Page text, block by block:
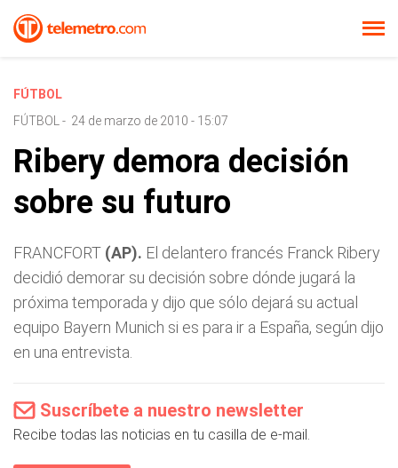
FÚTBOL
FÚTBOL
- 24 de marzo de 2010 - 15:07
Ribery demora decisión
sobre su futuro
FRANCFORT (AP). El delantero francés Franck Ribery
decidió demorar su decisión sobre dónde jugará la
próxima temporada y dijo que sólo dejará su actual
equipo Bayern Munich si es para ir a España, según dijo
en una entrevista.
Suscríbete a nuestro newsletter
Recibe todas las noticias en tu casilla de e-mail.